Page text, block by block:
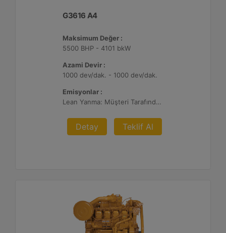
G3616 A4
Maksimum Değer :
5500 BHP - 4101 bkW
Azami Devir :
1000 dev/dak. - 1000 dev/dak.
Emisyonlar :
Lean Yanma: Müşteri Tarafından Sağlanan Atık Arıtma ile NSPS Saha Uyumluluğuna Sahiptir, 0,3 g ve 0,5 g/bhp-sa. NOx
Detay Teklif Al